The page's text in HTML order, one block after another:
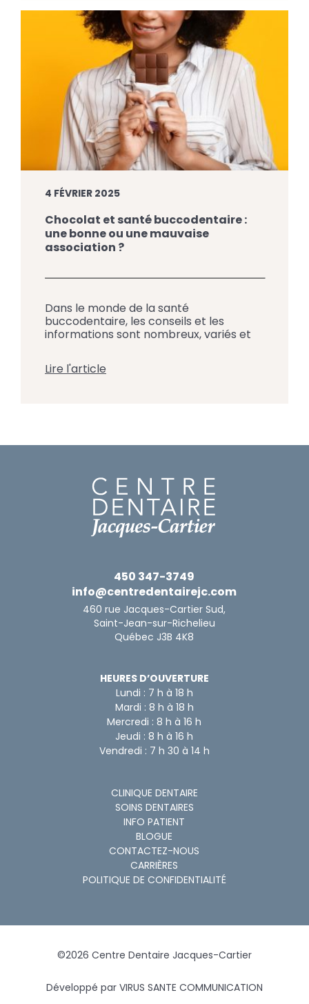
Cartier à Saint-Jean-sur-Richelieu vous
sensibilise ici aux conséquences […]
4 FÉVRIER 2025
Chocolat et santé buccodentaire :
une bonne ou une mauvaise
association ?
Dans le monde de la santé
buccodentaire, les conseils et les
informations sont nombreux, variés et
peut lire que le chocolat est une
friandise mauvaise pour les dents
Lire l'article
450 347-3749
info@centredentairejc.com
460 rue Jacques-Cartier Sud,
Saint-Jean-sur-Richelieu
Québec J3B 4K8
HEURES D’OUVERTURE
Lundi : 7 h à 18 h
Mardi : 8 h à 18 h
Mercredi : 8 h à 16 h
Jeudi : 8 h à 16 h
Vendredi : 7 h 30 à 14 h
CLINIQUE DENTAIRE
SOINS DENTAIRES
INFO PATIENT
BLOGUE
CONTACTEZ-NOUS
CARRIÈRES
POLITIQUE DE CONFIDENTIALITÉ
©2026 Centre Dentaire Jacques-Cartier
Développé par VIRUS SANTE COMMUNICATION